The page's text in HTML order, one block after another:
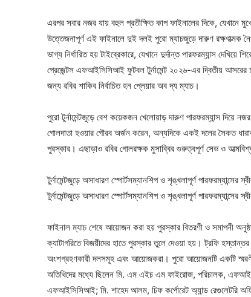
এরপর সবার নজর যায় বহুল প্রতীক্ষিত কাপ ফাইনালের দিকে, যেখানে
উত্তেজনাপূর্ণ এই ফাইনালে দুই দলই পুরো ম্যাচজুড়ে দারুণ রক্ষণাত্মক
ভাগ্য নির্ধারিত হয় টাইব্রেকারে, যেখানে দুর্দান্ত পারফরম্যান্স
প্রেজেন্টস এফআইসিসিআই ফুটবল টুর্নামেন্ট ২০২৬-এর দ্বিতীয়
জন্য রবির শাকিব নির্বাচিত হন প্লেয়ার অব দ্য ম্যাচ।
পুরো টুর্নামেন্টজুড়ে বেশ কয়েকজন খেলোয়াড় দারুণ পারফরম্যান্স দিয়ে
গোলদাতা হওয়ার গৌরব অর্জন করেন, অন্যদিকে একই দলের সৈকত
পুরস্কার। এছাড়াও রবির গোলরক্ষক মুসাব্বির গুরুত্বপূর্ণ সেভ ও
টুর্নামেন্টজুড়ে অসাধারণ স্পোর্টসম্যানশিপ ও শৃঙ্খলাপূর্ণ
টুর্নামেন্টজুড়ে অসাধারণ স্পোর্টসম্যানশিপ ও শৃঙ্খলাপূর্ণ
ফাইনাল ম্যাচ শেষে আয়োজন করা হয় পুরস্কার বিতরণী ও সমাপনী
ক্যাটাগরিতে বিজয়ীদের হাতে পুরস্কার তুলে দেওয়া হয়। ট্রফি হস্তান্তর
অংশগ্রহণকারী দলসমূহ এবং আয়োজকরা। পুরো আয়োজনটি একটি
অতিথিদের মধ্যে ছিলেন মি. এম এইচ এম ফাইরোজ, পরিচালক,
এফআইসিসিআই; মি. শাহেদ আলম, চিফ কর্পোরেট অ্যান্ড রেগুলেটরি